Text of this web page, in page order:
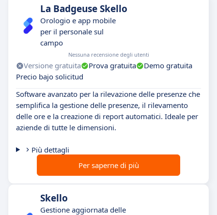
La Badgeuse Skello
Orologio e app mobile
per il personale sul
campo
Nessuna recensione degli utenti
Versione gratuita Prova gratuita
Demo gratuita
Precio bajo solicitud
Software avanzato per la rilevazione delle presenze che
semplifica la gestione delle presenze, il rilevamento
delle ore e la creazione di report automatici. Ideale per
aziende di tutte le dimensioni.
Più dettagli
Per saperne di più
Skello
Gestione aggiornata delle